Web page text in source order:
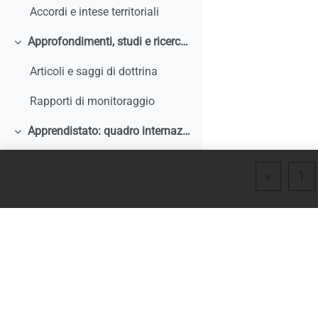
Accordi e intese territoriali
Minimizza
Approfondimenti, studi e ricerche
Articoli e saggi di dottrina
Rapporti di monitoraggio
Minimizza
Apprendistato: quadro internazionale e comparato
Pagina